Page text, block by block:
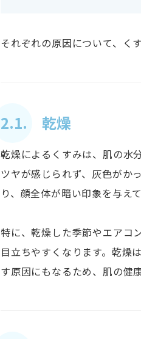
それぞれの原因について、く
2.1. 乾燥
乾燥によるくすみは、肌の水
ツヤが感じられず、灰色がか
り、顔全体が暗い印象を与え
特に、乾燥した季節やエアコ
目立ちやすくなります。乾燥
す原因にもなるため、肌の健